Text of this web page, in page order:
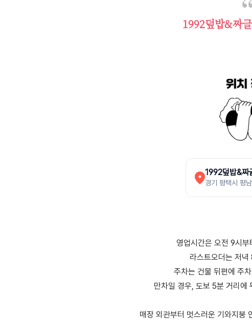
1992덮밥&짜
1992덮밥&짜
경기 평택시 평
영업시간은 오전 9시
라스트오더는 저
주차는 건물 뒤편에 주
만차일 경우, 도보 5분 거리에
매장 외관부터 멋스러운 기와지붕